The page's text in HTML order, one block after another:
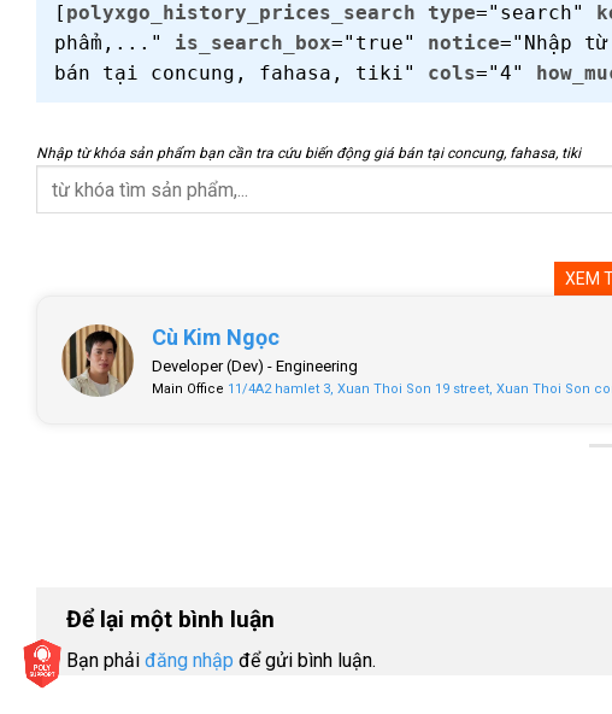
[ polyxgo_history_prices_search type="search"
phẩm,..." is_search_box="true" notice="Nhập
bán tại concung, fahasa, tiki" cols="4"
Nhập từ khóa sản phẩm bạn cần tra cứu biến động giá bán tại concung, fahasa, tiki
XEM
Cù Kim Ngọc
Developer (Dev) - Engineering
Main Office 11/4A2 hamlet 3, Xuan Thoi Son 19 street, Xuan Thoi Son
Để lại một bình luận
Bạn phải đăng nhập để gửi bình luận.